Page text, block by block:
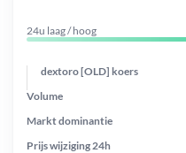
24u laag / hoog
dextoro [OLD] koers
Prijs wijziging 24h
Markt dominantie
Volume